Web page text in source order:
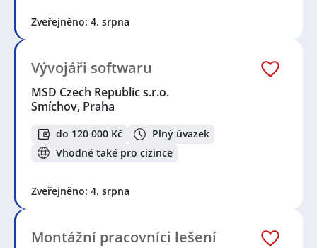
Zveřejněno: 4. srpna
Vývojáři softwaru
MSD Czech Republic s.r.o.
Smíchov, Praha
do 120 000 Kč
Plný úvazek
Vhodné také pro cizince
Zveřejněno: 4. srpna
Montážní pracovníci lešení